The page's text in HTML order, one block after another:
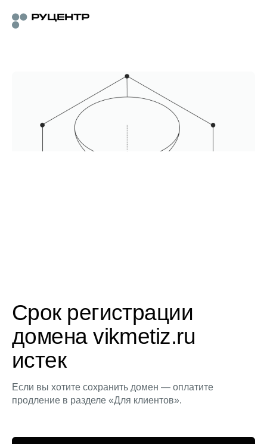
Срок регистрации
домена vikmetiz.ru
истек
Если вы хотите сохранить домен — оплатите
продление в разделе «Для клиентов».